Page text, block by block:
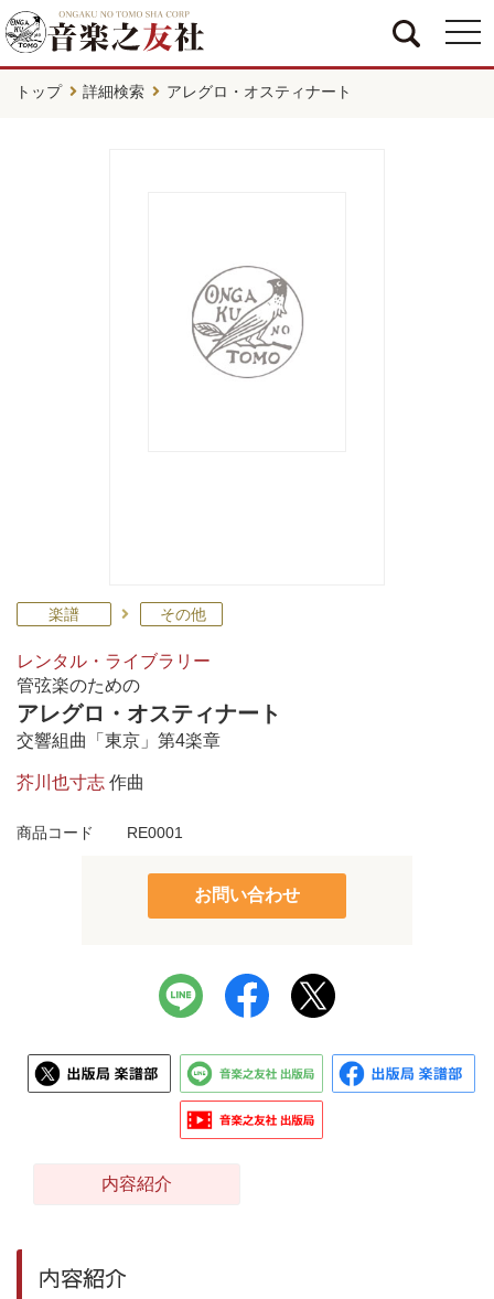
トップ 詳細検索 アレグロ・オスティナート
楽譜 その他
レンタル・ライブラリー
管弦楽のための
アレグロ・オスティナート
交響組曲「東京」第4楽章
芥川也寸志 作曲
商品コード RE0001
お問い合わせ
内容紹介
内容紹介